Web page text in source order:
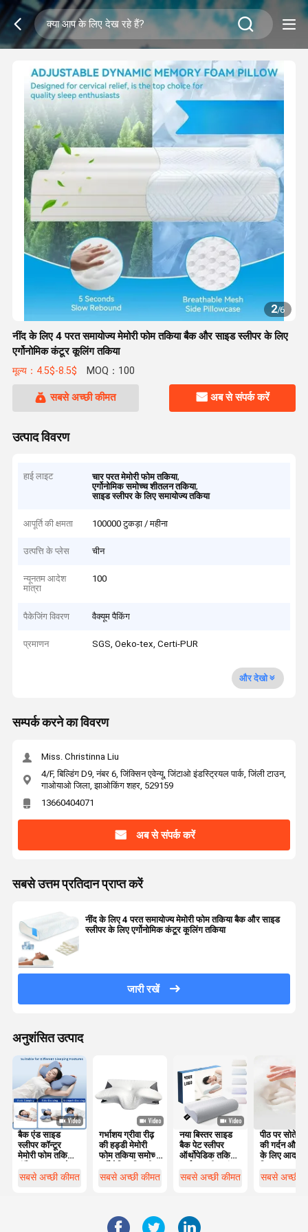
2/6
नींद के लिए 4 परत समायोज्य मेमोरी फोम तकिया बैक और साइड स्लीपर के लिए
एर्गोनोमिक कंटूर कूलिंग तकिया
मूल्य：4.5$-8.5$ MOQ：100
सबसे अच्छी कीमत अब से संपर्क करें
उत्पाद विवरण
हाई लाइट चार परत मेमोरी फोम तकिया,
एर्गोनोमिक समोच्च शीतलन तकिया,
साइड स्लीपर के लिए समायोज्य तकिया
आपूर्ति की क्षमता 100000 टुकड़ा / महीना
उत्पत्ति के प्लेस चीन
न्यूनतम आदेश
मात्रा
100
पैकेजिंग विवरण वैक्यूम पैकिंग
प्रमाणन SGS, Oeko-tex, Certi-PUR
और देखो
सम्पर्क करने का विवरण
Miss. Christinna Liu
4/F, बिल्डिंग D9, नंबर 6, जिंक्सिन एवेन्यू, जिंटाओ इंडस्ट्रियल पार्क, जिंली टाउन,
गाओयाओ जिला, झाओकिंग शहर, 529159
13660404071
अब से संपर्क करें
सबसे उत्तम प्रतिदान प्राप्त करें
नींद के लिए 4 परत समायोज्य मेमोरी फोम तकिया बैक और साइड
स्लीपर के लिए एर्गोनोमिक कंटूर कूलिंग तकिया
जारी रखें
अनुशंसित उत्पाद
बैक एंड साइड
स्लीपर कॉन्टूर
मेमोरी फोम तकिया
साथ मशीन धोने के
सबसे अच्छी कीमत
गर्भाशय ग्रीवा रीढ़
की हड्डी मेमोरी
फोम तकिया समोच्च
के आकार का
सबसे अच्छी कीमत
नया बिस्तर साइड
बैक पेट स्लीपर
ऑर्थोपेडिक तकिया
समोच्च एर्गोनोमिक
सबसे अच्छी कीमत
पीठ पर सोते
की गर्दन और
के लिए आदर्श
सबसे अच्छी